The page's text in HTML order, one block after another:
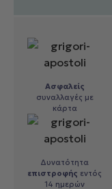
Ασφαλείς
συναλλαγές με
κάρτα
Δυνατότητα
επιστροφής εντός
14 ημερών